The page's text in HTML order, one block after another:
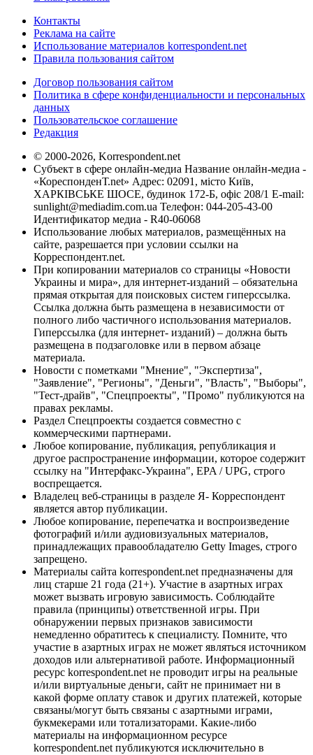
Контакты
Реклама на сайте
Использование материалов korrespondent.net
Правила пользования сайтом
Договор пользования сайтом
Политика в сфере конфиденциальности и персональных
данных
Пользовательское соглашение
Редакция
© 2000-2026, Korrespondent.net
Субъект в сфере онлайн-медиа Название онлайн-медиа -
«КореспонденТ.net» Адрес: 02091, місто Київ,
ХАРКІВСЬКЕ ШОСЕ, будинок 172-Б, офіс 208/1 E-mail:
sunlight@mediadim.com.ua Телефон: 044-205-43-00
Идентификатор медиа - R40-06068
Использование любых материалов, размещённых на
сайте, разрешается при условии ссылки на
Корреспондент.net.
При копировании материалов со страницы «Новости
Украины и мира», для интернет-изданий – обязательна
прямая открытая для поисковых систем гиперссылка.
Ссылка должна быть размещена в независимости от
полного либо частичного использования материалов.
Гиперссылка (для интернет- изданий) – должна быть
размещена в подзаголовке или в первом абзаце
материала.
Новости с пометками "Мнение", "Экспертиза",
"Заявление", "Регионы", "Деньги", "Власть", "Выборы",
"Тест-драйв", "Спецпроекты", "Промо" публикуются на
правах рекламы.
Раздел Спецпроекты создается совместно с
коммерческими партнерами.
Любое копирование, публикация, републикация и
другое распространение информации, которое содержит
ссылку на "Интерфакс-Украина", EPA / UPG, строго
воспрещается.
Владелец веб-страницы в разделе Я- Корреспондент
является автор публикации.
Любое копирование, перепечатка и воспроизведение
фотографий и/или аудиовизуальных материалов,
принадлежащих правообладателю Getty Images, строго
запрещено.
Материалы сайта korrespondent.net предназначены для
лиц старше 21 года (21+). Участие в азартных играх
может вызвать игровую зависимость. Соблюдайте
правила (принципы) ответственной игры. При
обнаружении первых признаков зависимости
немедленно обратитесь к специалисту. Помните, что
участие в азартных играх не может являться источником
доходов или альтернативой работе. Информационный
ресурс korrespondent.net не проводит игры на реальные
и/или виртуальные деньги, сайт не принимает ни в
какой форме оплату ставок и других платежей, которые
связаны/могут быть связаны с азартными играми,
букмекерами или тотализаторами. Какие-либо
материалы на информационном ресурсе
korrespondent.net публикуются исключительно в